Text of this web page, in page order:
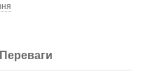
Переваги